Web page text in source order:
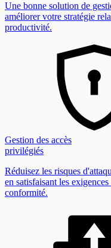
Une bonne solution de
améliorer votre stratégie
productivité.
Gestion des accès
privilégiés
Réduisez les risques
en satisfaisant les
conformité.